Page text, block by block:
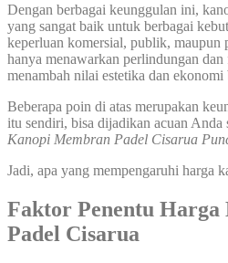
Dengan berbagai keunggulan ini,
yang sangat baik untuk berbagai
keperluan komersial, publik, maupun
hanya menawarkan perlindungan
menambah nilai estetika dan
Beberapa poin di atas merupakan
itu sendiri, bisa dijadikan acuan Anda
Kanopi Membran Padel Cisarua
Jadi, apa yang mempengaruhi harga
Faktor Penentu
Padel Cisarua